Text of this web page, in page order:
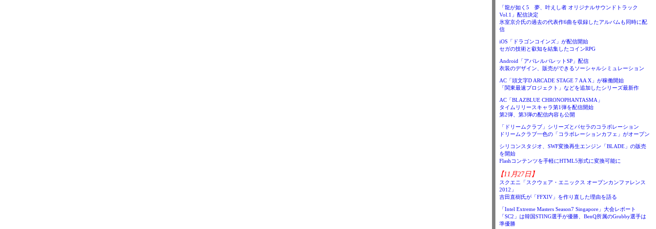
「龍が如く5 夢、叶えし者 オリジナルサウンドトラック
Vol.1」配信決定
氷室京介氏の過去の代表作6曲を収録したアルバムも同時に配
信
iOS「ドラゴンコインズ」が配信開始
セガの技術と叡知を結集したコインRPG
Android「アパレルパレットSP」配信
衣装のデザイン、販売ができるソーシャルシミュレーション
AC「頭文字D ARCADE STAGE 7 AA X」が稼働開始
「関東最速プロジェクト」などを追加したシリーズ最新作
AC「BLAZBLUE CHRONOPHANTASMA」
タイムリリースキャラ第1弾を配信開始
第2弾、第3弾の配信内容も公開
「ドリームクラブ」シリーズとパセラのコラボレーション
ドリームクラブ一色の「コラボレーションカフェ」がオープン
シリコンスタジオ、SWF変換再生エンジン「BLADE」の販売
を開始
Flashコンテンツを手軽にHTML5形式に変換可能に
【11月27日】
スクエニ「スクウェア・エニックス オープンカンファレンス
2012」
吉田直樹氏が「FFXIV」を作り直した理由を語る
「Intel Extreme Masters Season7 Singapore」大会レポート
「SC2」は韓国STING選手が優勝、BenQ所属のGrubby選手は
準優勝